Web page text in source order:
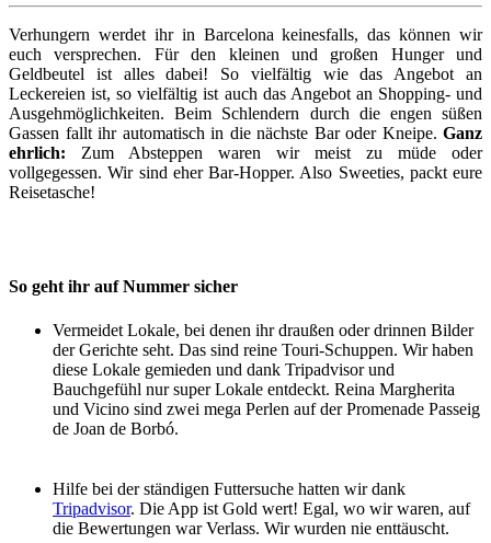
Verhungern werdet ihr in Barcelona keinesfalls, das können wir
euch versprechen. Für den kleinen und großen Hunger und
Geldbeutel ist alles dabei! So vielfältig wie das Angebot an
Leckereien ist, so vielfältig ist auch das Angebot an Shopping- und
Ausgehmöglichkeiten. Beim Schlendern durch die engen süßen
Gassen fallt ihr automatisch in die nächste Bar oder Kneipe. Ganz
ehrlich: Zum Absteppen waren wir meist zu müde oder
vollgegessen. Wir sind eher Bar-Hopper. Also Sweeties, packt eure
Reisetasche!
So geht ihr auf Nummer sicher
Vermeidet Lokale, bei denen ihr draußen oder drinnen Bilder
der Gerichte seht. Das sind reine Touri-Schuppen. Wir haben
diese Lokale gemieden und dank Tripadvisor und
Bauchgefühl nur super Lokale entdeckt. Reina Margherita
und Vicino sind zwei mega Perlen auf der Promenade Passeig
de Joan de Borbó.
Hilfe bei der ständigen Futtersuche hatten wir dank
Tripadvisor. Die App ist Gold wert! Egal, wo wir waren, auf
die Bewertungen war Verlass. Wir wurden nie enttäuscht.